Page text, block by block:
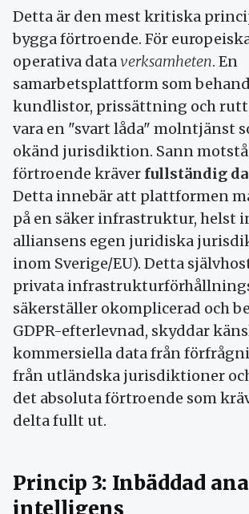
Detta är den mest kritiska
bygga förtroende. För
operativa dataverksamheten. En
samarbetsplattform som
kundlistor, prissättning och
vara en "svart låda" molntjänst
okänd jurisdiktion. Sann
förtroende kräver fullständig
Detta innebär att plattformen
på en säker infrastruktur, helst
alliansens egen juridiska
inom Sverige/EU). Detta
privata
säkerställer okomplicerad och
GDPR-efterlevnad, skyddar
kommersiella data från
från utländska jurisdiktioner
det absoluta förtroende som
delta fullt ut.
Princip 3: Inbäddad
intelligens